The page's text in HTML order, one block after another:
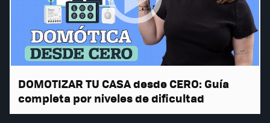
DOMOTIZAR TU CASA desde CERO: Guía
completa por niveles de dificultad